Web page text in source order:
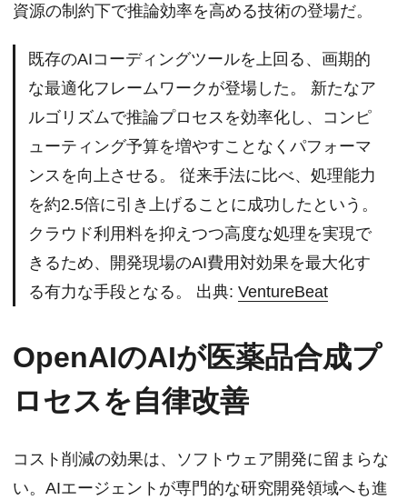
資源の制約下で推論効率を高める技術の登場だ。
既存のAIコーディングツールを上回る、画期的
な最適化フレームワークが登場した。 新たなア
ルゴリズムで推論プロセスを効率化し、コンピ
ューティング予算を増やすことなくパフォーマ
ンスを向上させる。 従来手法に比べ、処理能力
を約2.5倍に引き上げることに成功したという。
クラウド利用料を抑えつつ高度な処理を実現で
きるため、開発現場のAI費用対効果を最大化す
る有力な手段となる。 出典: VentureBeat
OpenAIのAIが医薬品合成プ
ロセスを自律改善
コスト削減の効果は、ソフトウェア開発に留まらな
い。AIエージェントが専門的な研究開発領域へも進